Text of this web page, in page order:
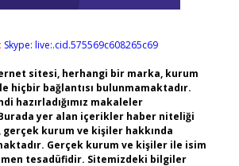
Skype: live:.cid.575569c608265c69
sitesi, herhangi bir marka, kurum
hiçbir bağlantısı bulunmamaktadır.
hazırladığımız makaleler
yer alan içerikler haber niteliği
gerçek kurum ve kişiler hakkında
Gerçek kurum ve kişiler ile isim
tesadüfidir. Sitemizdeki bilgiler